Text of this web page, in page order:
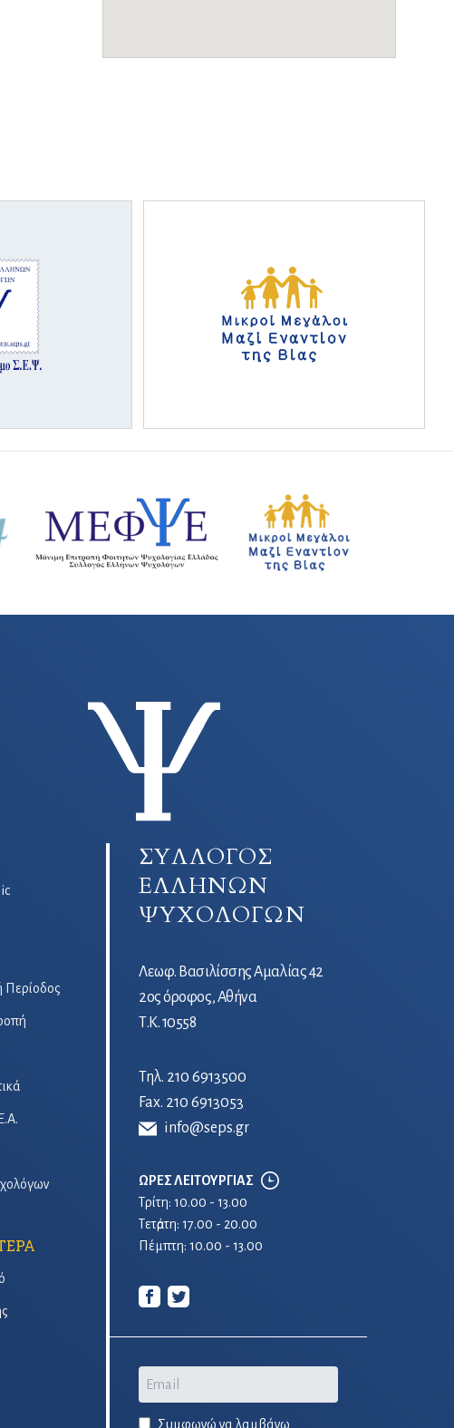
ΣΥΛΛΟΓΟΣ
ΕΛΛΗΝΩΝ
ΨΥΧΟΛΟΓΩΝ
Λεωφ. Βασιλίσσης Αμαλίας 42
2ος όροφος, Αθήνα
Τ.Κ. 10558
Τηλ. 210 6913500
Fax. 210 6913053
info@seps.gr
ΩΡΕΣ ΛΕΙΤΟΥΡΓΙΑΣ
Τρίτη: 10.00 - 13.00
Τετἀρτη: 17.00 - 20.00
Πέμπτη: 10.00 - 13.00
Email
Συμφωνώ να λαμβάνω
Περίοδος